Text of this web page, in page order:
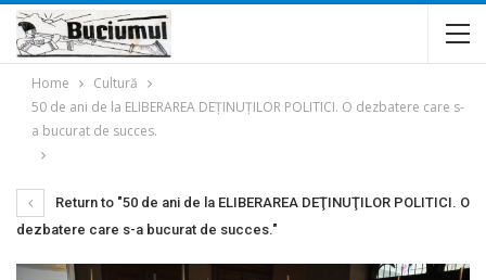
Home
Cultură
50 de ani de la ELIBERAREA DEŢINUŢILOR POLITICI. O dezbatere care s-
a bucurat de succes.
Return to "50 de ani de la ELIBERAREA DEŢINUŢILOR POLITICI. O
dezbatere care s-a bucurat de succes."